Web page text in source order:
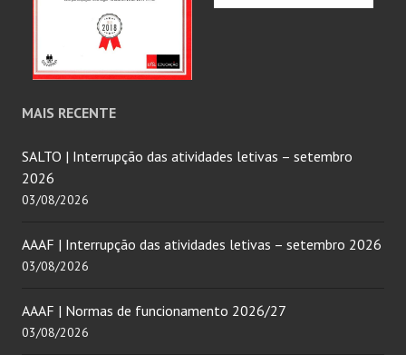
MAIS RECENTE
SALTO | Interrupção das atividades letivas – setembro
2026
03/08/2026
AAAF | Interrupção das atividades letivas – setembro 2026
03/08/2026
AAAF | Normas de funcionamento 2026/27
03/08/2026